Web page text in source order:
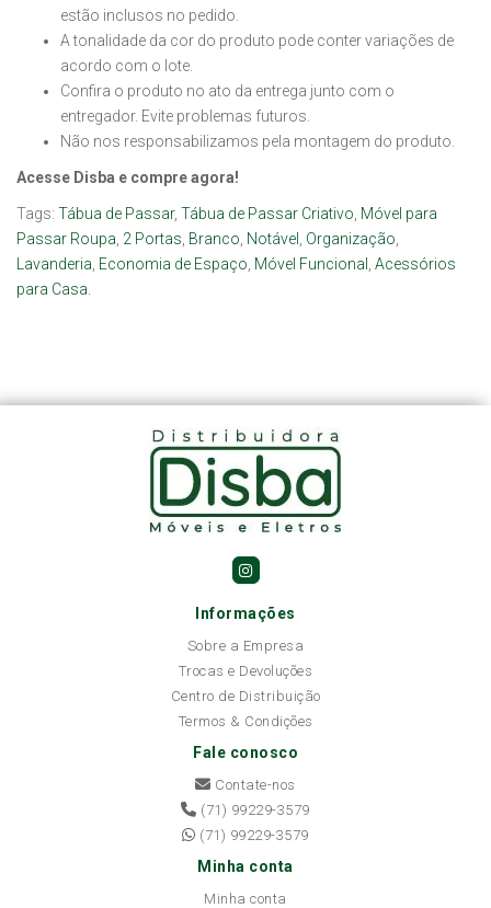
estão inclusos no pedido.
A tonalidade da cor do produto pode conter variações de
acordo com o lote.
Confira o produto no ato da entrega junto com o
entregador. Evite problemas futuros.
Não nos responsabilizamos pela montagem do produto.
Acesse Disba e compre agora!
Tags: Tábua de Passar, Tábua de Passar Criativo Móvel para
Passar Roupa 2 Portas Branco Notável Organização
Lavanderia Economia de Espaço Móvel Funcional
Acessórios
para Casa.
Informações
Sobre a Empresa
Trocas e Devoluções
Centro de Distribuição
Termos & Condições
Fale conosco
Contate-nos
(71) 99229-3579
(71) 99229-3579
Minha conta
Minha conta